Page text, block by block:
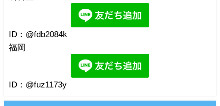
ID：@fdb2084k
福岡
ID：@fuz1173y